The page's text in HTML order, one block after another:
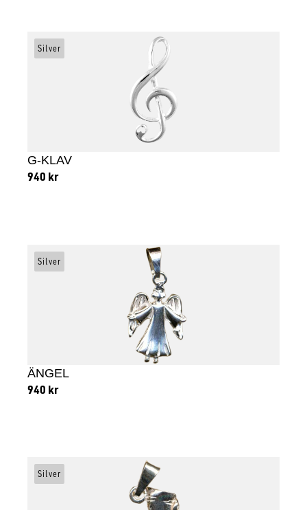
G-KLAV
940 kr
Silver
ÄNGEL
940 kr
Silver
Silver